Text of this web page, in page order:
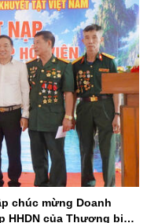
chúc mừng Doanh
HHDN của Thương binh